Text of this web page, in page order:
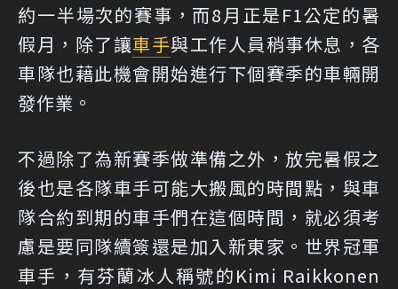
約一半場次的賽事，而8月正是F1公定的暑
假月，除了讓車手與工作人員稍事休息，各
車隊也藉此機會開始進行下個賽季的車輛開
發作業。
不過除了為新賽季做準備之外，放完暑假之
後也是各隊車手可能大搬風的時間點，與車
隊合約到期的車手們在這個時間，就必須考
慮是要同隊續簽還是加入新東家。世界冠軍
車手，有芬蘭冰人稱號的Kimi Raikkonen